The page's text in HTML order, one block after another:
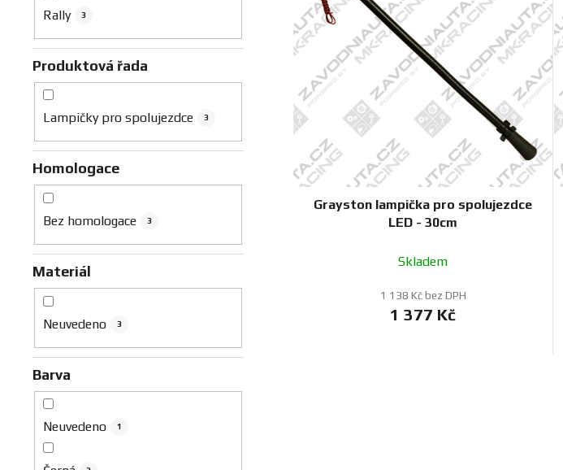
Rally 3
Produktová řada
Lampičky pro spolujezdce 3
Homologace
Bez homologace 3
Materiál
Neuvedeno 3
Barva
Neuvedeno 1
s
p
r
d
u
k
t
ů
Grayston lampička pro spolujezdce
LED - 30cm
Skladem
1 138 Kč bez DPH
1 377 Kč